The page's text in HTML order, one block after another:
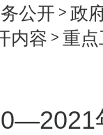
公开 > 政
内容 > 重